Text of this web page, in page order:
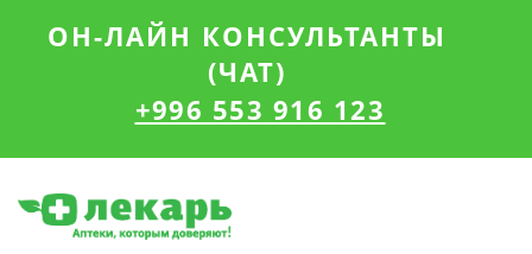
ОН-ЛАЙН КОНСУЛЬТАНТЫ
(ЧАТ)
+996 553 916 123